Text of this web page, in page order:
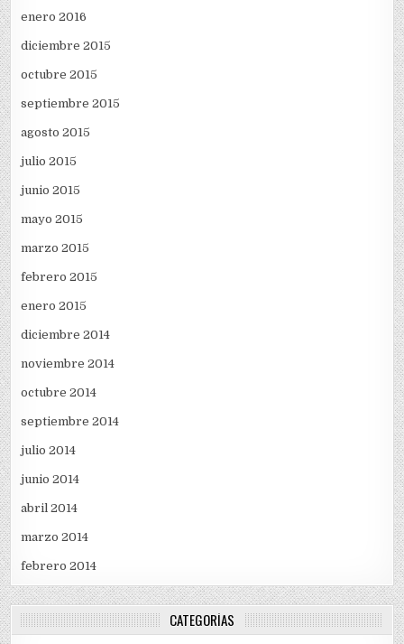
enero 2016
diciembre 2015
octubre 2015
septiembre 2015
agosto 2015
julio 2015
junio 2015
mayo 2015
marzo 2015
febrero 2015
enero 2015
diciembre 2014
noviembre 2014
octubre 2014
septiembre 2014
julio 2014
junio 2014
abril 2014
marzo 2014
febrero 2014
CATEGORÍAS